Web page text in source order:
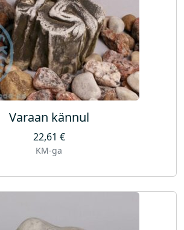
Varaan kännul
22,61 €
KM-ga